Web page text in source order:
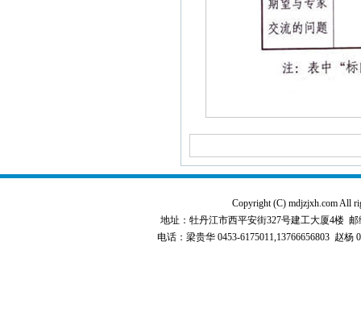
Copyright (C) mdjzjxh.com All
地址：牡丹江市西平安街327号建工大厦4楼 邮
电话：梁贵华 0453-6175011,13766656803 赵杨